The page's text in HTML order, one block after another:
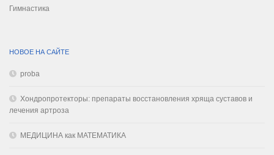
Гимнастика
НОВОЕ НА САЙТЕ
proba
Хондропротекторы: препараты восстановления хряща суставов и
лечения артроза
МЕДИЦИНА как МАТЕМАТИКА